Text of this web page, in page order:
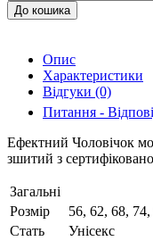
До кошика
Опис
Характеристики
Відгуки (0)
Питання -
Ефектний Чоловічок
зшитий з
Загальні
Розмір
56, 62, 68,
Стать
Унісекс